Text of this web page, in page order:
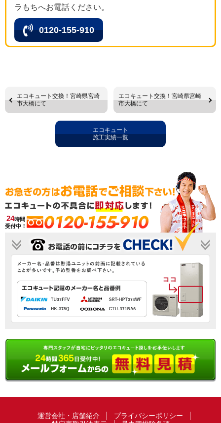
ラもちへお電話ください。
0120-155-910
エコキュート交換！宮崎県宮崎
市大橋にて
エコキュート交換！宮崎県宮崎
市大橋にて
エコキュート
施工実績一覧
24時間
受付中！
0120-155-910
運営会社・店舗紹介
プライバシーポリシー